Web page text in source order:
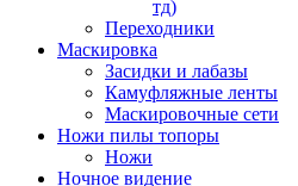
тд)
Переходники
Маскировка
Засидки и лабазы
Камуфляжные ленты
Маскировочные сети
Ножи пилы топоры
Ножи
Ночное видение